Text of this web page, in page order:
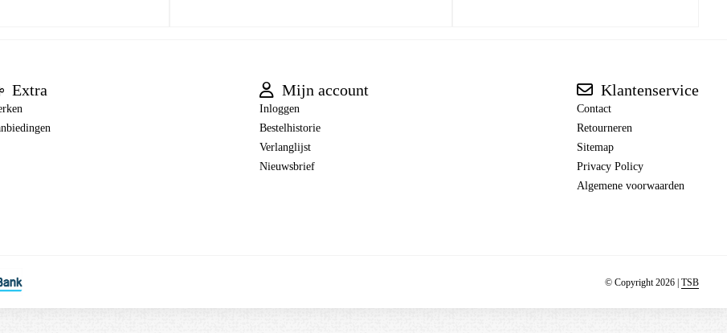
Extra Mijn account
Inloggen
Bestelhistorie
Verlanglijst
Nieuwsbrief
Klantenservice
Contact
Retourneren
Sitemap
Privacy Policy
Algemene voorwaarden
© Copyright 2026 | TSB